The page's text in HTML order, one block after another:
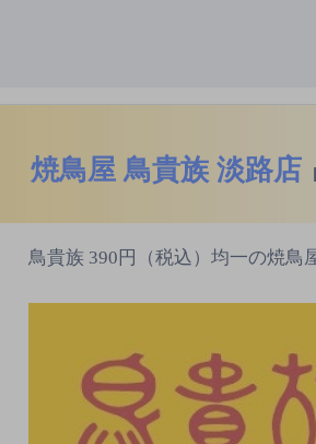
焼鳥屋 鳥貴族 淡路店
鳥貴族 390円（税込）均一の焼鳥